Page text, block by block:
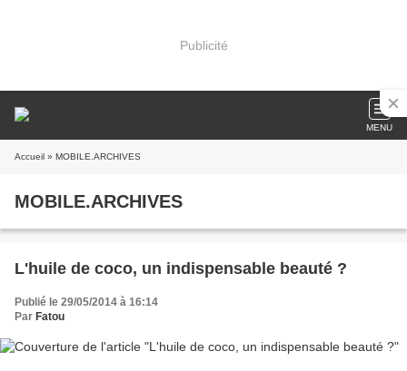
Publicité
MENU
Accueil » MOBILE.ARCHIVES
MOBILE.ARCHIVES
L'huile de coco, un indispensable beauté ?
Publié le 29/05/2014 à 16:14
Par Fatou